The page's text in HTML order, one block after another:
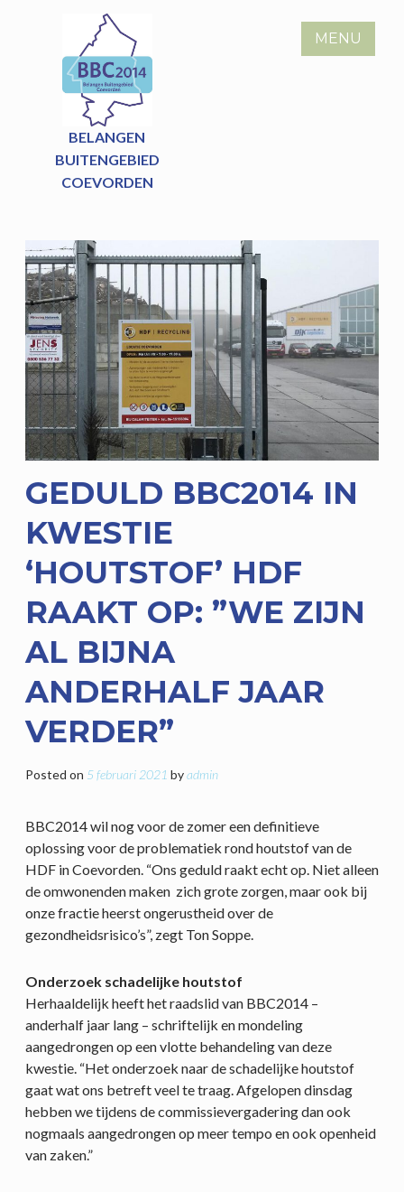
BELANGEN
BUITENGEBIED
COEVORDEN
MENU
GEDULD BBC2014 IN
KWESTIE
‘HOUTSTOF’ HDF
RAAKT OP: ”WE ZIJN
AL BIJNA
ANDERHALF JAAR
VERDER”
Posted on 5 februari 2021 byadmin
BBC2014 wil nog voor de zomer een definitieve
oplossing voor de problematiek rond houtstof van de
HDF in Coevorden. “Ons geduld raakt echt op. Niet alleen
de omwonenden maken zich grote zorgen, maar ook bij
onze fractie heerst ongerustheid over de
gezondheidsrisico’s”, zegt Ton Soppe.
Onderzoek schadelijke houtstof
Herhaaldelijk heeft het raadslid van BBC2014 –
anderhalf jaar lang – schriftelijk en mondeling
aangedrongen op een vlotte behandeling van deze
kwestie. “Het onderzoek naar de schadelijke houtstof
gaat wat ons betreft veel te traag. Afgelopen dinsdag
hebben we tijdens de commissievergadering dan ook
nogmaals aangedrongen op meer tempo en ook openheid
van zaken.”